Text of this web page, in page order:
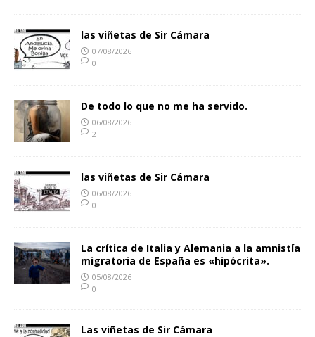
las viñetas de Sir Cámara
07/08/2026
0
De todo lo que no me ha servido.
06/08/2026
2
las viñetas de Sir Cámara
06/08/2026
0
La crítica de Italia y Alemania a la amnistía
migratoria de España es «hipócrita».
05/08/2026
0
Las viñetas de Sir Cámara